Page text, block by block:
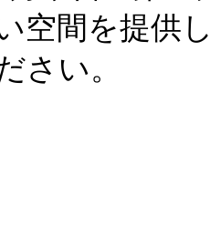
空間を提供
さい。